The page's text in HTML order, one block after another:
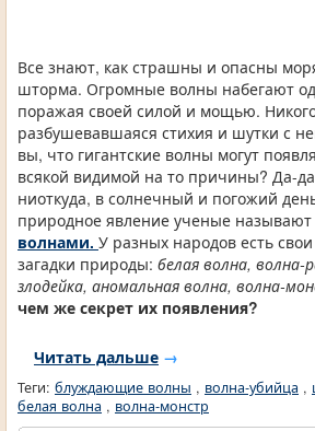
Все знают, как страшны и опасны
шторма. Огромные волны набегают
поражая своей силой и мощью.
разбушевавшаяся стихия и шутки с
вы, что гигантские волны могут
всякой видимой на то причины? Да-
ниоткуда, в солнечный и погожий
природное явление ученые называют
волнами. У разных народов есть
загадки природы: белая волна, волна-
злодейка, аномальная волна, волна-
чем же секрет их появления?
Читать дальше →
Теги: блуждающие волны , волна-убийца ,
белая волна , волна-монстр